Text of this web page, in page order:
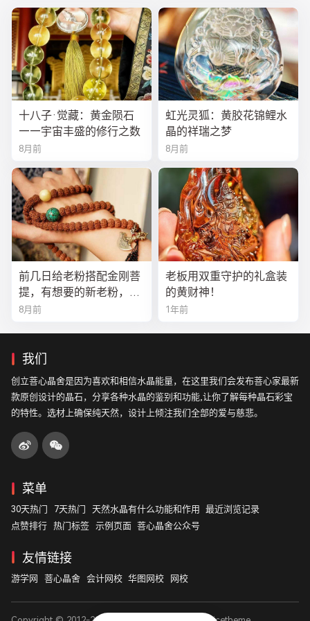
十八子·觉藏：黄金陨石
——宇宙丰盛的修行之数
8月前
虹光灵狐：黄胶花锦鲤水
晶的祥瑞之梦
8月前
前几日给老粉搭配金刚菩
提，有想要的新老粉，都
可以来排队
8月前
老板用双重守护的礼盒装
的黄财神！
1年前
我们
创立菩心晶舍是因为喜欢和相信水晶能量，在这里我们会发布菩心家最新
款原创设计的晶石，分享各种水晶的鉴别和功能,让你了解每种晶石彩宝
的特性。选材上确保纯天然，设计上倾注我们全部的爱与慈悲。
菜单
30天热门 7天热门 天然水晶有什么功能和作用
最近浏览记录
点赞排行 热门标签 示例页面 菩心晶舍公众号
友情链接
游学网 菩心晶舍 会计网校 华图网校 网校